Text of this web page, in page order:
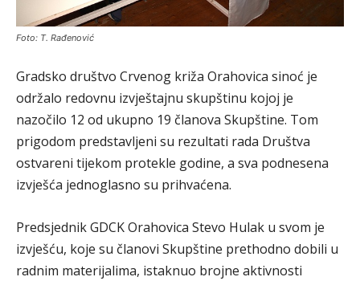
Foto: T. Rađenović
Gradsko društvo Crvenog križa Orahovica sinoć je
održalo redovnu izvještajnu skupštinu kojoj je
nazočilo 12 od ukupno 19 članova Skupštine. Tom
prigodom predstavljeni su rezultati rada Društva
ostvareni tijekom protekle godine, a sva podnesena
izvješća jednoglasno su prihvaćena.
Predsjednik GDCK Orahovica Stevo Hulak u svom je
izvješću, koje su članovi Skupštine prethodno dobili u
radnim materijalima, istaknuo brojne aktivnosti